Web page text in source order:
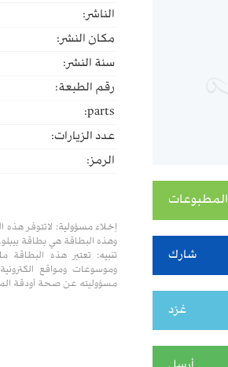
المطبوعات
شارك
غرّد
الناشر:
مكان النشر:
سنة النشر:
رقم الطبعة:
parts:
عدد الزيارات:
الرمز:
إخلاء مسؤولية: لاتتوفر هذه
وهذه البطاقة هي بطاقة
تنبيه: تعتبر هذه البطاقة
وموسوعات ومواقع
مسؤوليته عن صحة أودقة